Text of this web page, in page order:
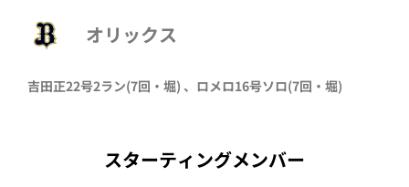
オリックス
吉田正22号2ラン(7回・ 堀) 、 ロメロ16号ソロ(7回・ 堀)
スターティングメンバー